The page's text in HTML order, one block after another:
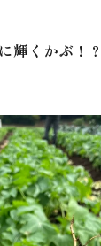
輝くかぶ！